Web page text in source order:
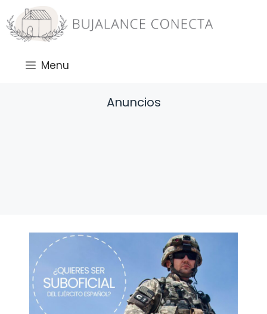
Saltar
al
contenido
Menu
Anuncios